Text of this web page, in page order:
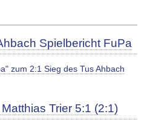
Spielbericht FuPa
zum 2:1 Sieg des Tus Ahbach
Trier 5:1 (2:1)